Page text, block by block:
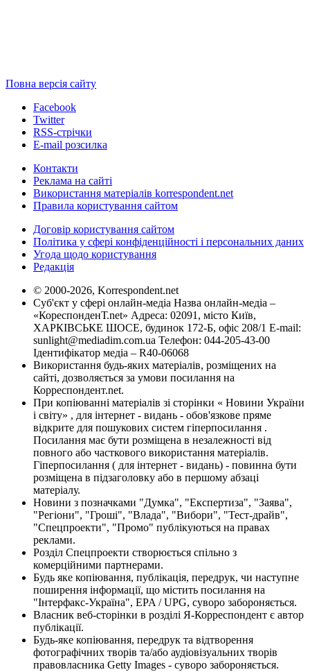
Повна версія сайту
Facebook
Twitter
RSS-стрічки
E-mail розсилка
Контакти
Реклама на сайті
Використання матеріалів korrespondent.net
Правила користування сайтом
Договір користування сайтом
Політика у сфері конфіденційності і персональних даних
Угода щодо користування
Редакція
© 2000-2026, Korrespondent.net
Суб'єкт у сфері онлайн-медіа Назва онлайн-медіа –
«КореспонденТ.net» Адреса: 02091, місто Київ,
ХАРКІВСЬКЕ ШОСЕ, будинок 172-Б, офіс 208/1 E-mail:
sunlight@mediadim.com.ua Телефон: 044-205-43-00
Ідентифікатор медіа – R40-06068
Використання будь-яких матеріалів, розміщених на
сайті, дозволяється за умови посилання на
Корреспондент.net.
При копіюванні матеріалів зі сторінки « Новини України
і світу» , для інтернет - видань - обов'язкове пряме
відкрите для пошукових систем гіперпосилання .
Посилання має бути розміщена в незалежності від
повного або часткового використання матеріалів.
Гіперпосилання ( для інтернет - видань) - повинна бути
розміщена в підзаголовку або в першому абзаці
матеріалу.
Новини з позначками "Думка", "Експертиза", "Заява",
"Регіони", "Гроші", "Влада", "Вибори", "Тест-драйв",
"Спецпроекти", "Промо" публікуються на правах
реклами.
Розділ Спецпроекти створюється спільно з
комерційними партнерами.
Будь яке копіювання, публікація, передрук, чи наступне
поширення інформації, що містить посилання на
"Інтерфакс-Україна", EPA / UPG, суворо забороняється.
Власник веб-сторінки в розділі Я-Корреспондент є автор
публікації.
Будь-яке копіювання, передрук та відтворення
фотографічних творів та/або аудіовізуальних творів
правовласника Getty Images - суворо забороняється.